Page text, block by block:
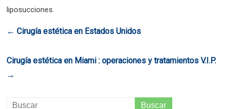
liposucciones.
← Cirugía estética en Estados Unidos
Cirugía estética en Miami : operaciones y tratamientos V.I.P.
→